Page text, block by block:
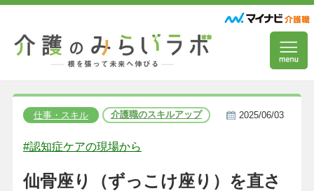
仕事・スキル 介護職のスキルアップ 2025/06/03
#認知症ケアの現場から
仙骨座り（ずっこけ座り）を直さ